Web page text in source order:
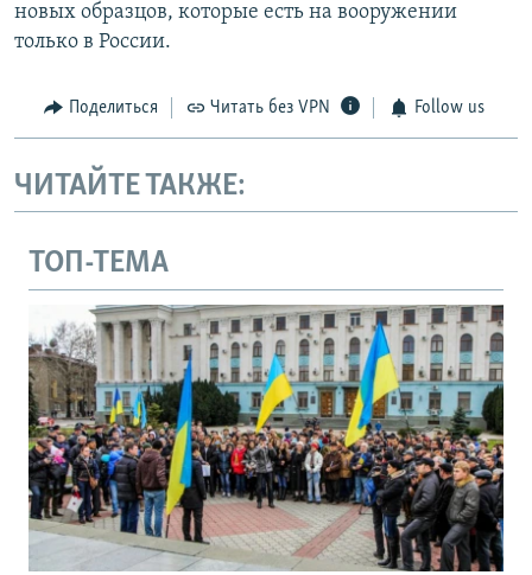
новых образцов, которые есть на вооружении
только в России.
Поделиться Читать без VPN Follow us
ЧИТАЙТЕ ТАКЖЕ:
ТОП-ТЕМА